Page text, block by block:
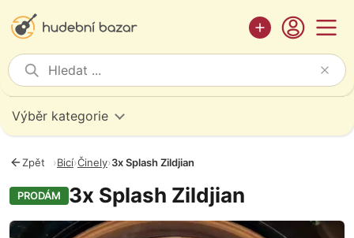
Výběr kategorie
Zpět ›Bicí›Činely›3x Splash Zildjian
PRODÁM 3x Splash Zildjian
Fotografie